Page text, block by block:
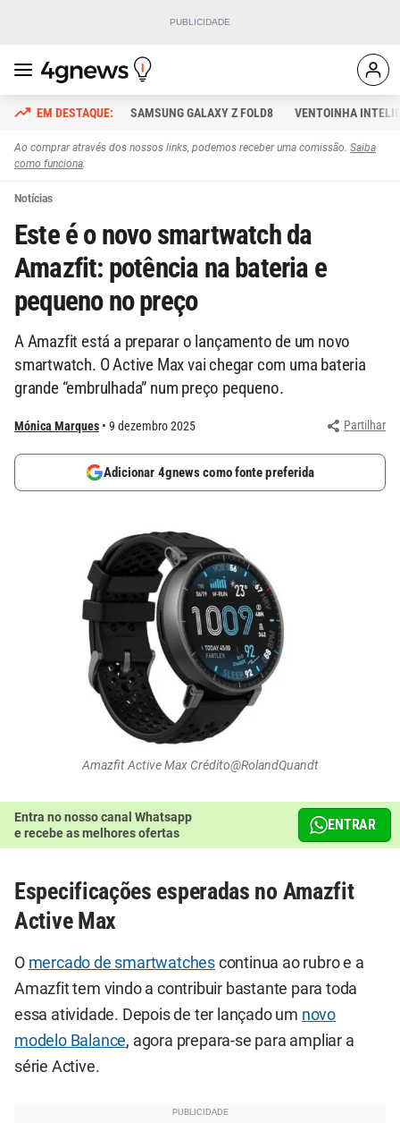
SAMSUNG GALAXY Z FOLD8 VENTOINHA
Ao comprar através dos nossos links, podemos receber uma comissão. Saiba
como funciona.
Notícias
Este é o novo smartwatch da
Amazfit: potência na bateria e
pequeno no preço
A Amazfit está a preparar o lançamento de um novo
smartwatch. O Active Max vai chegar com uma bateria
grande “embrulhada” num preço pequeno.
Mónica Marques 9 dezembro 2025 Partilhar
Adicionar 4gnews como fonte preferida
Amazfit Active Max Crédito@RolandQuandt
Entra no nosso canal Whatsapp
e recebe as melhores ofertas
ENTRAR
Especificações esperadas no Amazfit
Active Max
O mercado de smartwatches continua ao rubro e a
Amazfit tem vindo a contribuir bastante para toda
essa atividade. Depois de ter lançado um novo
modelo Balance, agora prepara-se para ampliar a
série Active.